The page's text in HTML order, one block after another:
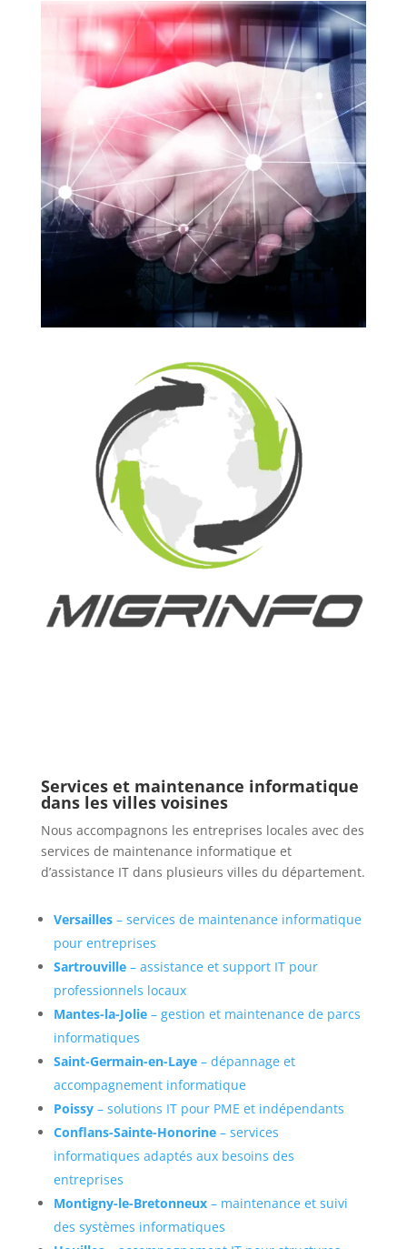
Services et maintenance informatique
dans les villes voisines
Nous accompagnons les entreprises locales avec des
services de maintenance informatique et
d’assistance IT dans plusieurs villes du département.
Versailles– services de maintenance informatique
pour entreprises
Sartrouville – assistance et support IT pour
professionnels locaux
Mantes-la-Jolie– gestion et maintenance de parcs
informatiques
Saint-Germain-en-Laye– dépannage et
accompagnement informatique
Poissy – solutions IT pour PME et indépendants
Conflans-Sainte-Honorine– services
informatiques adaptés aux besoins des
entreprises
Montigny-le-Bretonneux– maintenance et suivi
des systèmes informatiques